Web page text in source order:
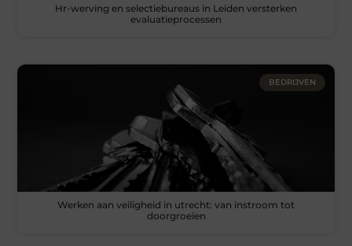
Hr-werving en selectiebureaus in Leiden versterken
evaluatieprocessen
BEDRIJVEN
Werken aan veiligheid in utrecht: van instroom tot
doorgroeien